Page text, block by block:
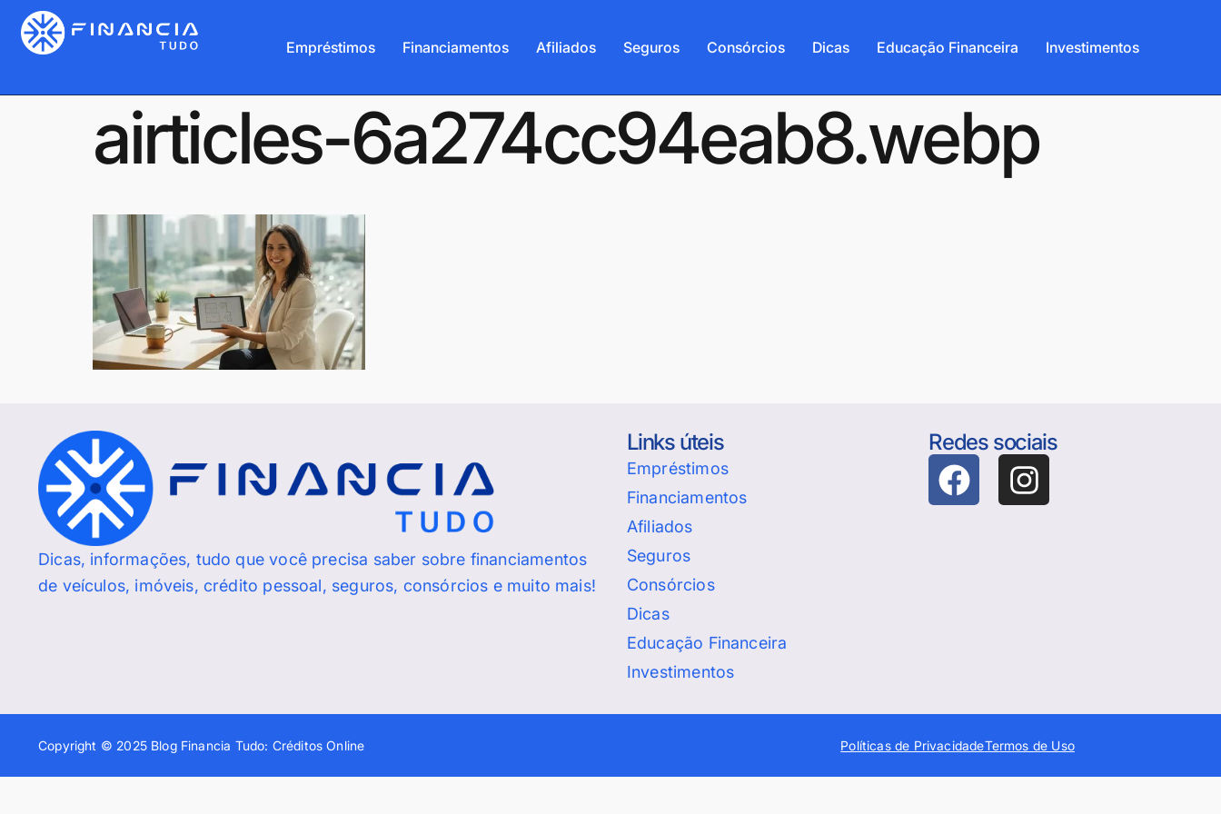
Empréstimos Financiamentos Afiliados Seguros Consórcios Dicas Educação Financeira Investimentos
airticles-6a274cc94eab8.webp
Dicas, informações, tudo que você precisa saber sobre financiamentos
de veículos, imóveis, crédito pessoal, seguros, consórcios e muito mais!
Links úteis
Empréstimos
Financiamentos
Afiliados
Seguros
Consórcios
Dicas
Educação Financeira
Investimentos
Redes sociais
Copyright © 2025 Blog Financia Tudo: Créditos Online Políticas de PrivacidadeTermos de Uso